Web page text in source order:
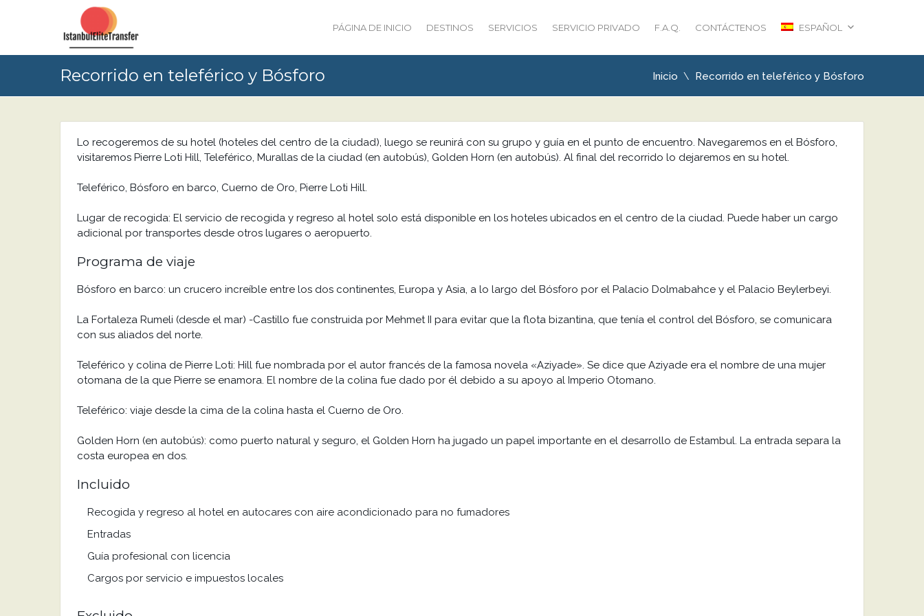
PÁGINA DE INICIO DESTINOS SERVICIOS SERVICIO PRIVADO F.A.Q. CONTÁCTENOS ESPAÑOL
Recorrido en teleférico y Bósforo Inicio Recorrido en teleférico y Bósforo
Lo recogeremos de su hotel (hoteles del centro de la ciudad), luego se reunirá con su grupo y guía en el punto de encuentro. Navegaremos en el Bósforo,
visitaremos Pierre Loti Hill, Teleférico, Murallas de la ciudad (en autobús), Golden Horn (en autobús). Al final del recorrido lo dejaremos en su hotel.
Teleférico, Bósforo en barco, Cuerno de Oro, Pierre Loti Hill.
Lugar de recogida: El servicio de recogida y regreso al hotel solo está disponible en los hoteles ubicados en el centro de la ciudad. Puede haber un cargo
adicional por transportes desde otros lugares o aeropuerto.
Programa de viaje
Bósforo en barco: un crucero increíble entre los dos continentes, Europa y Asia, a lo largo del Bósforo por el Palacio Dolmabahce y el Palacio Beylerbeyi.
La Fortaleza Rumeli (desde el mar) -Castillo fue construida por Mehmet II para evitar que la flota bizantina, que tenía el control del Bósforo, se comunicara
con sus aliados del norte.
Teleférico y colina de Pierre Loti: Hill fue nombrada por el autor francés de la famosa novela «Aziyade». Se dice que Aziyade era el nombre de una mujer
otomana de la que Pierre se enamora. El nombre de la colina fue dado por él debido a su apoyo al Imperio Otomano.
Teleférico: viaje desde la cima de la colina hasta el Cuerno de Oro.
Golden Horn (en autobús): como puerto natural y seguro, el Golden Horn ha jugado un papel importante en el desarrollo de Estambul. La entrada separa la
costa europea en dos.
Incluido
Recogida y regreso al hotel en autocares con aire acondicionado para no fumadores
Entradas
Guía profesional con licencia
Cargos por servicio e impuestos locales